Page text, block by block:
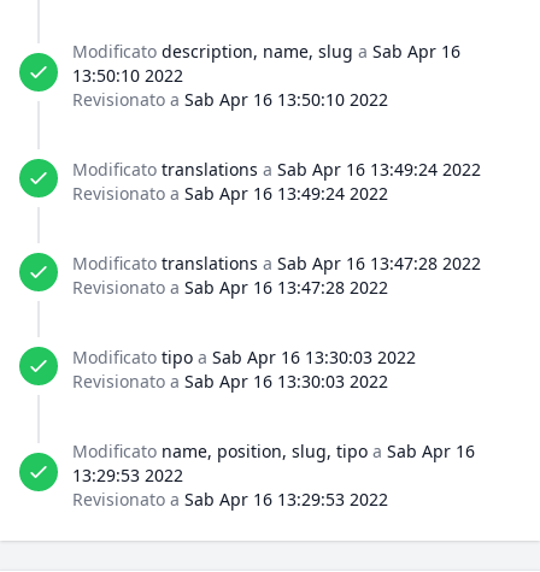
Modificato description, name, slug a Sab Apr 16
13:50:10 2022
Revisionato a Sab Apr 16 13:50:10 2022
Modificato translations a Sab Apr 16 13:49:24 2022
Revisionato a Sab Apr 16 13:49:24 2022
Modificato translations a Sab Apr 16 13:47:28 2022
Revisionato a Sab Apr 16 13:47:28 2022
Modificato tipo a Sab Apr 16 13:30:03 2022
Revisionato a Sab Apr 16 13:30:03 2022
Modificato name, position, slug, tipo a Sab Apr 16
13:29:53 2022
Revisionato a Sab Apr 16 13:29:53 2022